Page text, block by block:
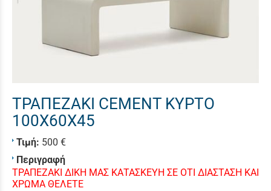
ΤΡΑΠΕΖΑΚΙ CEMENT ΚΥΡΤΟ
100Χ60X45
Τιμή: 500 €
Περιγραφή
ΤΡΑΠΕΖΑΚΙ ΔΙΚΗ ΜΑΣ ΚΑΤΑΣΚΕΥΗ ΣΕ ΟΤΙ ΔΙΑΣΤΑΣΗ ΚΑΙ
ΧΡΩΜΑ ΘΕΛΕΤΕ